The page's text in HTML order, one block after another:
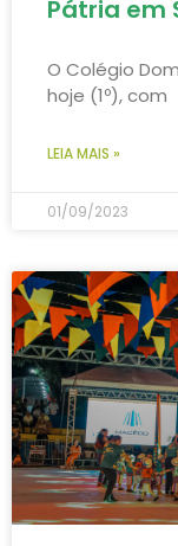
Pátria em
O Colégio
hoje (1º), com
LEIA MAIS »
01/09/2023